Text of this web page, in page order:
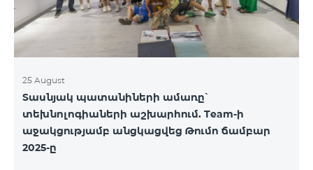
25 August
Տասնյակ պատանիների ամառը՝
տեխնոլոգիաների աշխարհում. Team-ի
աջակցությամբ անցկացվեց Թումո ճամբար
2025-ը